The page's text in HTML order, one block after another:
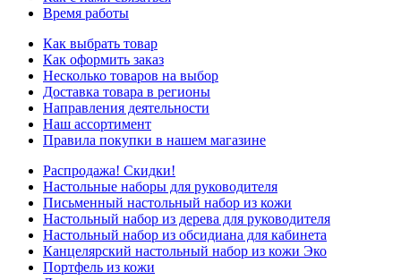
Время работы
Как выбрать товар
Как оформить заказ
Несколько товаров на выбор
Доставка товара в регионы
Направления деятельности
Наш ассортимент
Правила покупки в нашем магазине
Распродажа! Скидки!
Настольные наборы для руководителя
Письменный настольный набор из кожи
Настольный набор из дерева для руководителя
Настольный набор из обсидиана для кабинета
Канцелярский настольный набор из кожи Эко
Портфель из кожи